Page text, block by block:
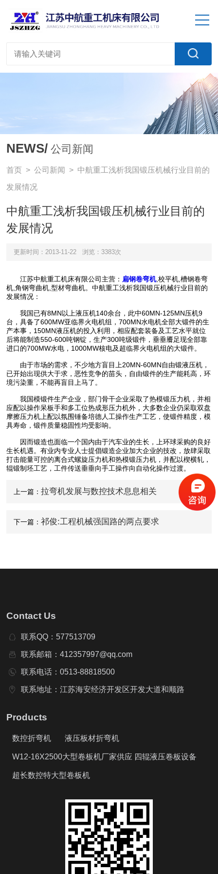
NEWS/ 公司新闻
首页 >公司新闻 > 中航重工浅析我国锻压机械行业目前的
发展情况
中航重工浅析我国锻压机械行业目前的
发展情况
更新时间：2013-11-22 浏览：3383次
江苏中航重工机床有限公司主营： 扁钢卷弯机,校平机,槽钢卷弯
机,角钢弯曲机,型材弯曲机。中航重工浅析我国锻压机械行业目前的
发展情况：
我国已有8MN以上液压机140余台，此中60MN-125MN压机9
台，具备了600MW亚临界火电机组，700MN水电机全部大锻件的生
产本事，150MN液压机的投入利用，相应配套装备及工艺水平就位
后将能制造550-600吨钢锭，生产300吨级锻件，垂垂餍足现全部靠
进口的700MW水电，1000MW核电及超临界火电机组的大锻件。
由于市场的需求，不少地方盲目上20MN-60MN自由锻液压机，
已开始出现供大于求，恶性竞争的苗头，自由锻件的生产能耗高，环
境污染重，不能再盲目上马了。
我国模锻件生产企业，部门骨干企业采取了热模锻压力机，并相
应配以操作呆板手和多工位热成形压力机外，大多数企业仍采取双盘
摩擦压力机上配以氛围锤备培德人工操作生产工艺，使锻件精度，模
具寿命，锻件质量稳固性均受影响。
因而锻造也面临一个国内由于汽车业的生长，上环球采购的良好
生长机遇。有业内专业人士提倡锻造企业加大企业的技改，放肆采取
打击能量可控的离合式螺旋压力机和热模锻压力机，并配以楔横轧，
辊锻制坯工艺，工件传送垂垂向手工操作向自动化操作过渡。
上一篇： 拉弯机发展与数控技术息息相关
下一篇： 祁俊:工程机械强国路的两点要求
Contact Us
联系QQ：577513709
联系邮箱：412357997@qq.com
联系电话：0513-88818500
联系地址：江苏海安经济开发区开发大道和顺路
Products
数控折弯机 液压板材折弯机
W12-16X2500大型卷板机厂家供应 四辊液压卷板设备
超长数控特大型卷板机